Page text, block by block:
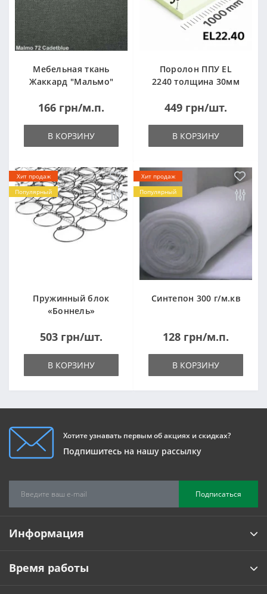
Мебельная ткань
Жаккард "Мальмо"
166 грн/м.п.
В КОРЗИНУ
Поролон ППУ EL
2240 толщина 30мм
(1000x2000мм)
449 грн/шт.
В КОРЗИНУ
Хит продаж
Популярный
Пружинный блок
«Боннель»
503 грн/шт.
В КОРЗИНУ
Хит продаж
Популярный
Синтепон 300 г/м.кв
128 грн/м.п.
В КОРЗИНУ
Хотите узнавать первым об акциях и скидках?
Подпишитесь на нашу рассылку
Подписаться
Информация
Время работы